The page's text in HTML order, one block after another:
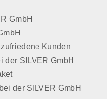
GmbH
Kunden
der SILVER GmbH
der SILVER GmbH